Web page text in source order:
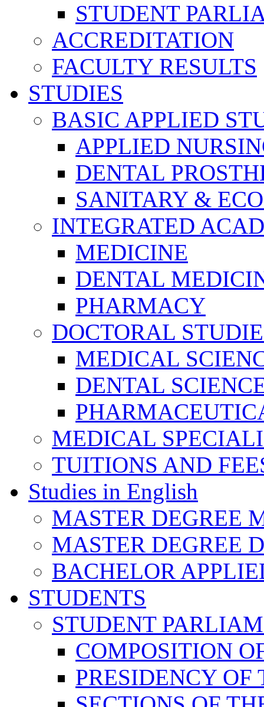
STUDENT
ACCREDITATION
FACULTY RESULTS
STUDIES
BASIC APPLIED
APPLIED
DENTAL
SANITARY &
INTEGRATED
MEDICINE
DENTAL
PHARMACY
DOCTORAL
MEDICAL
DENTAL
MEDICAL
TUITIONS AND
Studies in English
MASTER DEGREE
MASTER DEGREE
BACHELOR
STUDENTS
STUDENT
COMPOSITION
PRESIDENCY